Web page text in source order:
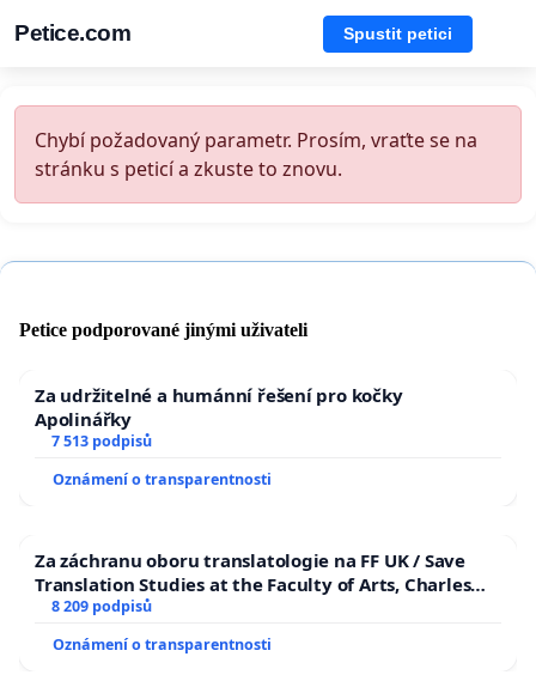
Petice.com Spustit petici
Chybí požadovaný parametr. Prosím, vraťte se na
stránku s peticí a zkuste to znovu.
Petice podporované jinými uživateli
Za udržitelné a humánní řešení pro kočky
Apolinářky
7 513 podpisů
Oznámení o transparentnosti
Za záchranu oboru translatologie na FF UK / Save
Translation Studies at the Faculty of Arts, Charles
University
8 209 podpisů
Oznámení o transparentnosti